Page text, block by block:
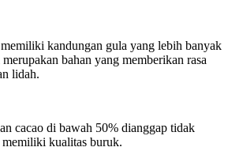
kandungan gula yang lebih banyak
bahan yang memberikan rasa
lidah.
cacao di bawah 50% dianggap tidak
memiliki kualitas buruk.